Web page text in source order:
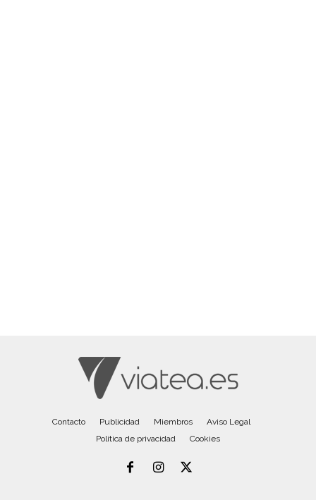
Contacto Publicidad Miembros
Aviso Legal
Política de privacidad
Cookies